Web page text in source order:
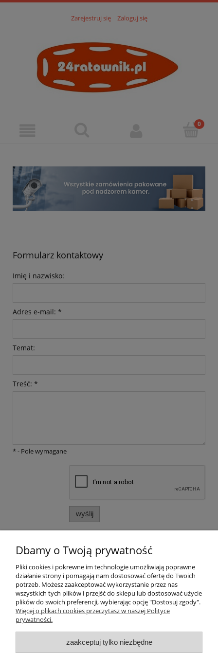
Zarejestruj się Zaloguj się
Formularz kontaktowy
Imię i nazwisko:
Adres e-mail: *
Temat:
Treść: *
*- Pole wymagane
wyślij
Warunki zakupów
Moje konto
Informacje o sklepie
Sklep dla ratowników wodnych 24ratownik.pl
sprzęt dla ratownictwa wodnego, sprzęt ratowniczy, apteczki
Dbamy o Twoją prywatność
Pliki cookies i pokrewne im technologie umożliwiają poprawne
działanie strony i pomagają nam dostosować ofertę do Twoich
potrzeb. Możesz zaakceptować wykorzystanie przez nas
wszystkich tych plików i przejść do sklepu lub dostosować użycie
plików do swoich preferencji, wybierając opcję "Dostosuj zgody".
Więcej o plikach cookies przeczytasz w naszej Polityce
prywatności.
zaakceptuj tylko niezbędne